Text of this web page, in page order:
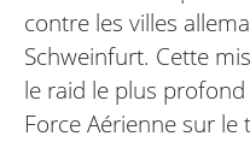
contre les villes
Schweinfurt. Cette
le raid le plus
Force Aérienne sur